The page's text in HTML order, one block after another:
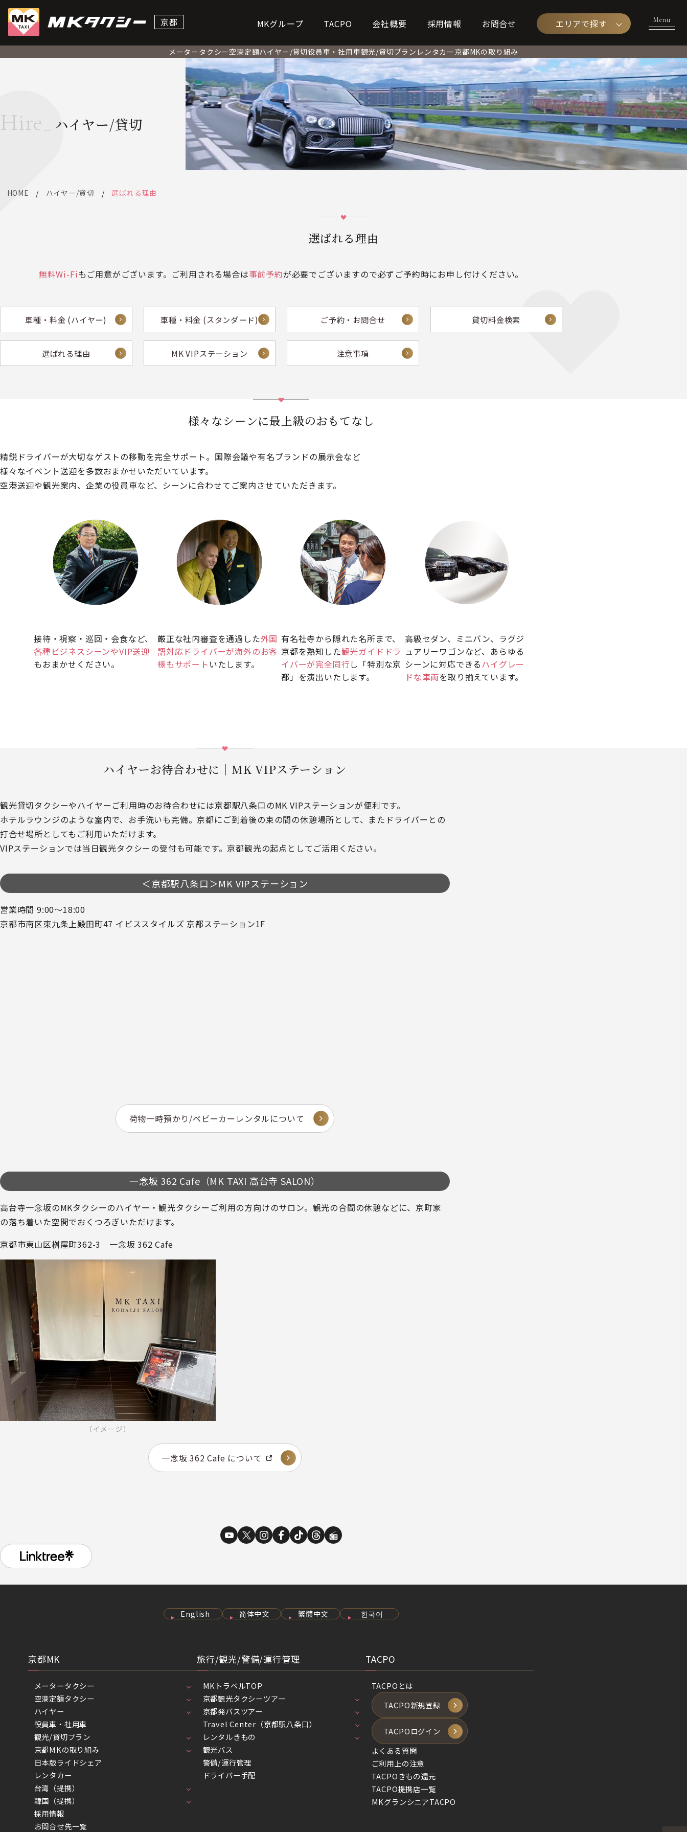
京都 MKグループ TACPO 会社概要 採用情報 お問合せ エリアで探す
メータータクシー空港定額ハイヤー/貸切役員車・社用車観光/貸切プラン レンタカー京都MKの取り組み
Hire ハイヤー/貸切
HOME ハイヤー/貸切 選ばれる理由
選ばれる理由
無料Wi-Fiもご用意がございます。ご利用される場合は事前予約が必要でございますので必ずご予約時にお申し付けください。
車種・料金 (ハイヤー) 車種・料金 (スタンダード) ご予約・お問合せ 貸切料金検索
選ばれる理由 MK VIPステーション 注意事項
様々なシーンに最上級のおもてなし
精鋭ドライバーが大切なゲストの移動を完全サポート。国際会議や有名ブランドの展示会など
様々なイベント送迎を多数おまかせいただいています。
空港送迎や観光案内、企業の役員車など、シーンに合わせてご案内させていただきます。
接待・視察・巡回・会食など、
各種ビジネスシーンやVIP送迎
もおまかせください。
厳正な社内審査を通過した外国
語対応ドライバーが海外のお客
様もサポート いたします。
有名社寺から隠れた名所まで、
京都を熟知した観光ガイドドラ
イバーが完全同行し「特別な京
都」を演出いたします。
高級セダン、ミニバン、ラグジ
ュアリーワゴンなど、あらゆる
シーンに対応できるハイグレー
ドな車両を取り揃えています。
ハイヤーお待合わせに｜ MK VIPステーション
観光貸切タクシーやハイヤーご利用時のお待合わせには京都駅八条口のMK VIPステーションが便利です。
ホテルラウンジのような室内で、お手洗いも完備。京都にご到着後の束の間の休憩場所として、またドライバーとの
打合せ場所としてもご利用いただけます。
VIPステーションでは当日観光タクシーの受付も可能です。京都観光の起点としてご活用ください。
＜京都駅八条口＞MK VIPステーション
営業時間 9:00～18:00
京都市南区東九条上殿田町47 イビススタイルズ 京都ステーション1F
荷物一時預かり/ベビーカーレンタルについて
一念坂 362 Cafe（MK TAXI 高台寺 SALON）
高台寺一念坂のMKタクシーのハイヤー・観光タクシーご利用の方向けのサロン。観光の合間の休憩などに、京町家
の落ち着いた空間でおくつろぎいただけます。
京都市東山区桝屋町362-3 一念坂 362 Cafe
（イメージ）
一念坂 362 Cafe について
English 简体中文 繁體中文 한국어
京都MK
メータータクシー
空港定額タクシー
ハイヤー
役員車・社用車
観光/貸切プラン
京都MKの取り組み
日本版ライドシェア
レンタカー
台湾（提携）
韓国（提携）
採用情報
お問合せ先一覧
旅行/観光/警備/運行管理
MKトラベルTOP
京都観光タクシーツアー
京都発バスツアー
Travel Center（京都駅八条口）
レンタルきもの
観光バス
警備/運行管理
ドライバー手配
TACPO
TACPOとは
TACPO新規登録
TACPOログイン
よくある質問
ご利用上の注意
TACPOきもの還元
TACPO提携店一覧
MKグランシニアTACPO